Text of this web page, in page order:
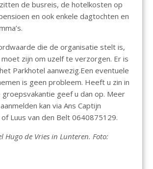
de busreis, de hotelkosten op
en ook enkele dagtochten en
die de organisatie stelt is,
zijn om uzelf te verzorgen. Er is
Parkhotel aanwezig.Een eventuele
is geen probleem. Heeft u zin in
geef u dan op. Meer
kan via Ans Captijn
Luus van den Belt 0640875129.
Hugo de Vries in Lunteren. Foto: